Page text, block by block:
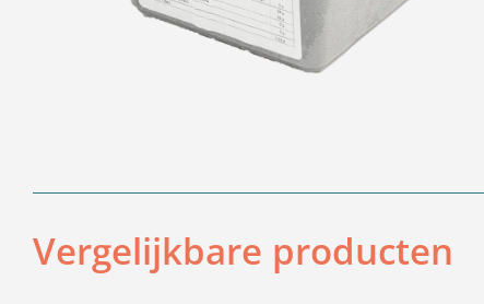
Vergelijkbare producten